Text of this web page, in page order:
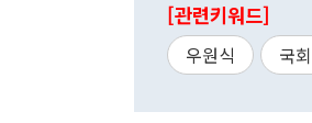
[관련키워드]
우원식 국